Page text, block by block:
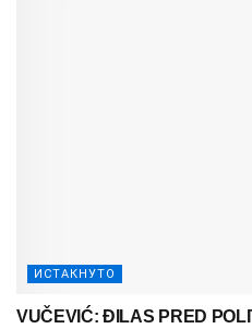
ИСТАКНУТО
VUČEVIĆ: ĐILAS PRED